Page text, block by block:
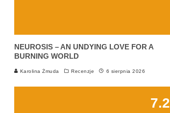
NEUROSIS – AN UNDYING LOVE FOR A
BURNING WORLD
Karolina Żmuda Recenzje 6 sierpnia 2026
7.2